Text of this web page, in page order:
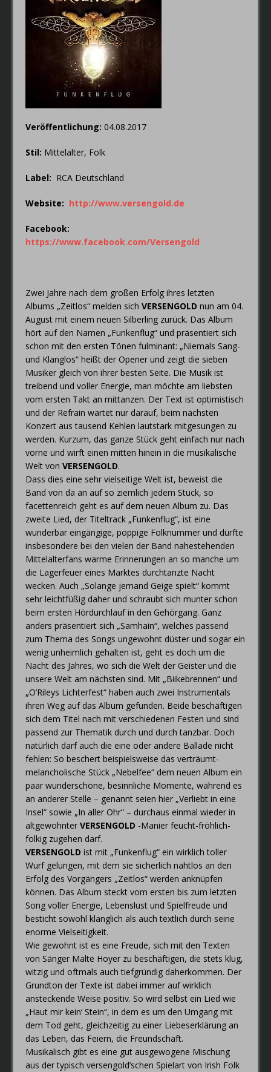
Thorsagon
RIOT V – Live In Japan 2018
Veröffentlichung: 04.08.2017
Stil: Mittelalter, Folk
Label: RCA Deutschland
Website: http://www.versengold.de
Facebook:
https://www.facebook.com/Versengold
Zwei Jahre nach dem großen Erfolg ihres letzten
Albums „Zeitlos“ melden sichVERSENGOLD nun am 04.
August mit einem neuen Silberling zurück. Das Album
hört auf den Namen „Funkenflug“ und präsentiert sich
schon mit den ersten Tönen fulminant: „Niemals Sang-
und Klanglos“ heißt der Opener und zeigt die sieben
Musiker gleich von ihrer besten Seite. Die Musik ist
treibend und voller Energie, man möchte am liebsten
vom ersten Takt an mittanzen. Der Text ist optimistisch
und der Refrain wartet nur darauf, beim nächsten
Konzert aus tausend Kehlen lautstark mitgesungen zu
werden. Kurzum, das ganze Stück geht einfach nur nach
vorne und wirft einen mitten hinein in die musikalische
Welt vonVERSENGOLD.
Dass dies eine sehr vielseitige Welt ist, beweist die
Band von da an auf so ziemlich jedem Stück, so
facettenreich geht es auf dem neuen Album zu. Das
zweite Lied, der Titeltrack „Funkenflug“, ist eine
wunderbar eingängige, poppige Folknummer und dürfte
insbesondere bei den vielen der Band nahestehenden
Mittelalterfans warme Erinnerungen an so manche um
die Lagerfeuer eines Marktes durchtanzte Nacht
wecken. Auch „Solange jemand Geige spielt“ kommt
sehr leichtfüßig daher und schraubt sich munter schon
beim ersten Hördurchlauf in den Gehörgang. Ganz
anders präsentiert sich „Samhain“, welches passend
zum Thema des Songs ungewohnt düster und sogar ein
wenig unheimlich gehalten ist, geht es doch um die
Nacht des Jahres, wo sich die Welt der Geister und die
unsere Welt am nächsten sind. Mit „Biikebrennen“ und
„O’Rileys Lichterfest“ haben auch zwei Instrumentals
ihren Weg auf das Album gefunden. Beide beschäftigen
sich dem Titel nach mit verschiedenen Festen und sind
passend zur Thematik durch und durch tanzbar. Doch
natürlich darf auch die eine oder andere Ballade nicht
fehlen: So beschert beispielsweise das verträumt-
melancholische Stück „Nebelfee“ dem neuen Album ein
paar wunderschöne, besinnliche Momente, während es
an anderer Stelle – genannt seien hier „Verliebt in eine
Insel“ sowie „In aller Ohr“ – durchaus einmal wieder in
altgewohnterVERSENGOLD -Manier feucht-fröhlich-
folkig zugehen darf.
VERSENGOLD ist mit „Funkenflug“ ein wirklich toller
Wurf gelungen, mit dem sie sicherlich nahtlos an den
Erfolg des Vorgängers „Zeitlos“ werden anknüpfen
können. Das Album steckt vom ersten bis zum letzten
Song voller Energie, Lebenslust und Spielfreude und
besticht sowohl klanglich als auch textlich durch seine
enorme Vielseitigkeit.
Wie gewohnt ist es eine Freude, sich mit den Texten
von Sänger Malte Hoyer zu beschäftigen, die stets klug,
witzig und oftmals auch tiefgründig daherkommen. Der
Grundton der Texte ist dabei immer auf wirklich
ansteckende Weise positiv. So wird selbst ein Lied wie
„Haut mir kein‘ Stein“, in dem es um den Umgang mit
dem Tod geht, gleichzeitig zu einer Liebeserklärung an
das Leben, das Feiern, die Freundschaft.
Musikalisch gibt es eine gut ausgewogene Mischung
aus der typisch versengold’schen Spielart von Irish Folk